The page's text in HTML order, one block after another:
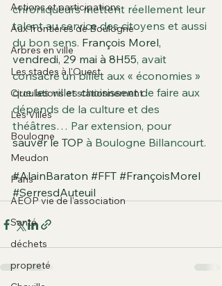
Actions et participations
Aux frontières de Boulogne
Arbres en ville
Les stades à l'Ouest
Circulations et stationnement
Les Villes
Boulogne
Meudon
Paris
AEOP vie de l'association
Santé
déchets
propreté
chroniqueurs mettent réellement leur
talent au service des citoyens et aussi
du bon sens. François Morel,
vendredi, 29 mai à 8H55, avait
consacré un billet aux « économies »
que les villes choisissent de faire aux
dépends de la culture et des
théâtres… Par extension, pour
sauver le TOP à Boulogne Billancourt.
#AlainBaraton #FFT #FrançoisMorel
#SerresdAuteuil